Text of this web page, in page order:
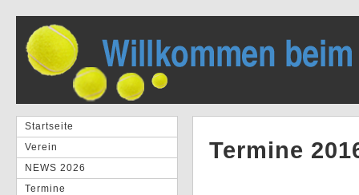
Startseite
Verein
NEWS 2026
Termine
Termine